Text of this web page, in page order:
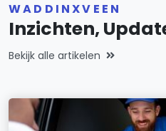
WADDINXVEEN
Inzichten,
Bekijk alle artikelen